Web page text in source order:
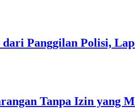
Panggilan Polisi,
Tanpa Izin yang